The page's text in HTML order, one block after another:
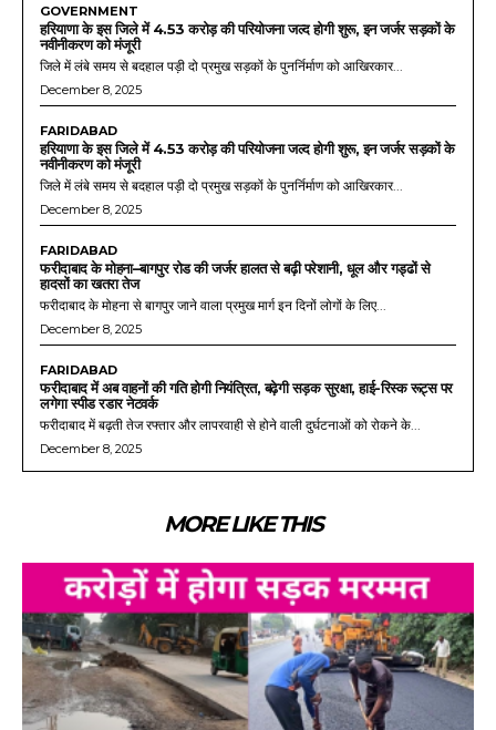
GOVERNMENT
हरियाणा के इस जिले में 4.53 करोड़ की परियोजना जल्द होगी शुरू, इन जर्जर सड़कों के
नवीनीकरण को मंजूरी
जिले में लंबे समय से बदहाल पड़ी दो प्रमुख सड़कों के पुनर्निर्माण को आखिरकार...
December 8, 2025
FARIDABAD
हरियाणा के इस जिले में 4.53 करोड़ की परियोजना जल्द होगी शुरू, इन जर्जर सड़कों के
नवीनीकरण को मंजूरी
जिले में लंबे समय से बदहाल पड़ी दो प्रमुख सड़कों के पुनर्निर्माण को आखिरकार...
December 8, 2025
FARIDABAD
फरीदाबाद के मोहना–बागपुर रोड की जर्जर हालत से बढ़ी परेशानी, धूल और गड्ढों से
हादसों का खतरा तेज
फरीदाबाद के मोहना से बागपुर जाने वाला प्रमुख मार्ग इन दिनों लोगों के लिए...
December 8, 2025
FARIDABAD
फरीदाबाद में अब वाहनों की गति होगी नियंत्रित, बढ़ेगी सड़क सुरक्षा, हाई-रिस्क रूट्स पर
लगेगा स्पीड रडार नेटवर्क
फरीदाबाद में बढ़ती तेज रफ्तार और लापरवाही से होने वाली दुर्घटनाओं को रोकने के...
December 8, 2025
MORE LIKE THIS